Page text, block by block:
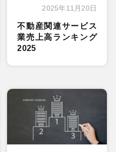
2025年11月20日
不動産関連サービス
業売上高ランキング
2025